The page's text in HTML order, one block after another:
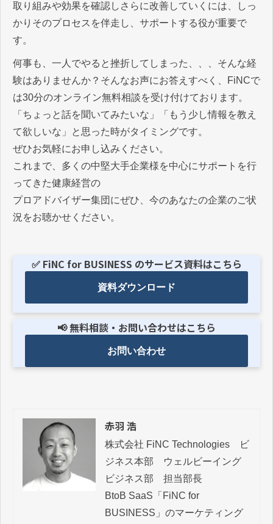
取り組みや効果を確認しさらに改善していくには、しっ
かりそのプロセスを伴走し、サポートする役が重要で
す。
何事も、一人でやると挫折してしまった、、、そんな経
験はありませんか？そんなお声にお答えすべく、FiNCで
は30分のオンライン無料相談を受け付けております。
「ちょっと話を聞いてみたいな」「もう少し情報を教え
て欲しいな」と思った時がタイミングです。
ぜひお気軽にお申し込みください。
これまで、多くの中堅大手企業様を中心にサポートを行
ってきた健康経営の
プロアドバイザー集団にぜひ、今のあなたの企業のご状
況をお聴かせください。
✅ FiNC for BUSINESS のサービス資料はこちら
資料ダウンロード
📢 無料相談・お問い合わせはこちら
お問い合わせ
赤羽 浩
株式会社 FiNC Technologies　ビ
ジネス本部　ウェルビーイング
ビジネス部　担当部長
BtoB SaaS「FiNC for
BUSINESS」のマーケティング